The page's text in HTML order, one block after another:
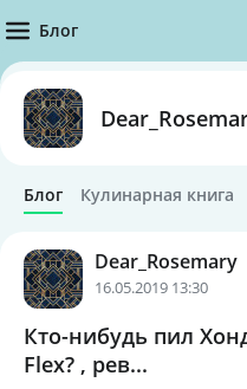
Блог
Блог Кулинарная книга
Dear_Rosemary
16.05.2019 13:30
Кто-нибудь пил
Flex? , рев...